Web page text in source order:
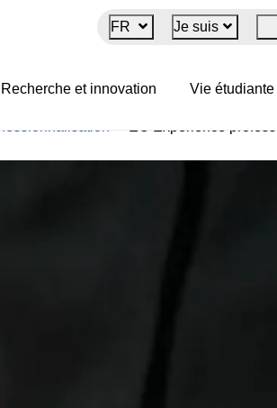
FR Je suis
Recherche et innovation Vie étudiante